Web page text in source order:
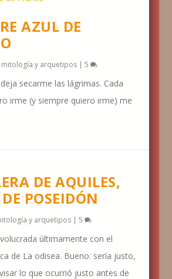
AZUL DE
mitología y arquetipos| 5
secarme las lágrimas. Cada
irme (y siempre quiero irme) me
DE AQUILES,
POSEIDÓN
y arquetipos| 5
últimamente con el
de La odisea. Bueno: sería justo,
lo que ocurrió justo antes de